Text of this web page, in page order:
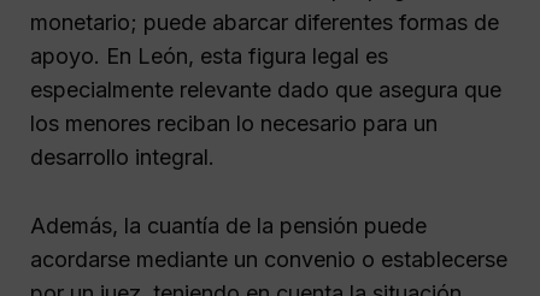
monetario; puede abarcar diferentes formas de
apoyo. En León, esta figura legal es
especialmente relevante dado que asegura que
los menores reciban lo necesario para un
desarrollo integral.
Además, la cuantía de la pensión puede
acordarse mediante un convenio o establecerse